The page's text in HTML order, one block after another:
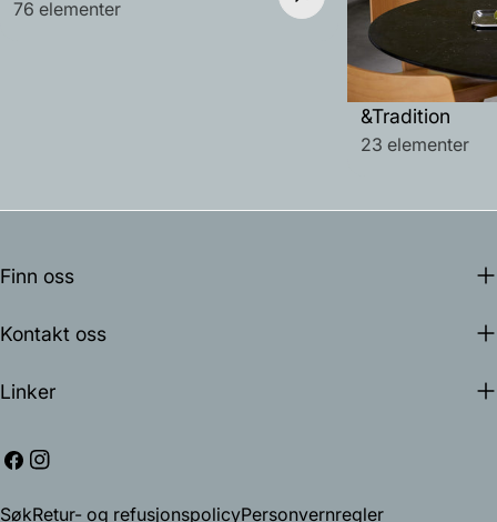
76 elementer
&Tradition
23 elementer
Finn oss
Kontakt oss
Linker
Facebook
Instagram
SøkRetur- og refusjonspolicyPersonvernregler